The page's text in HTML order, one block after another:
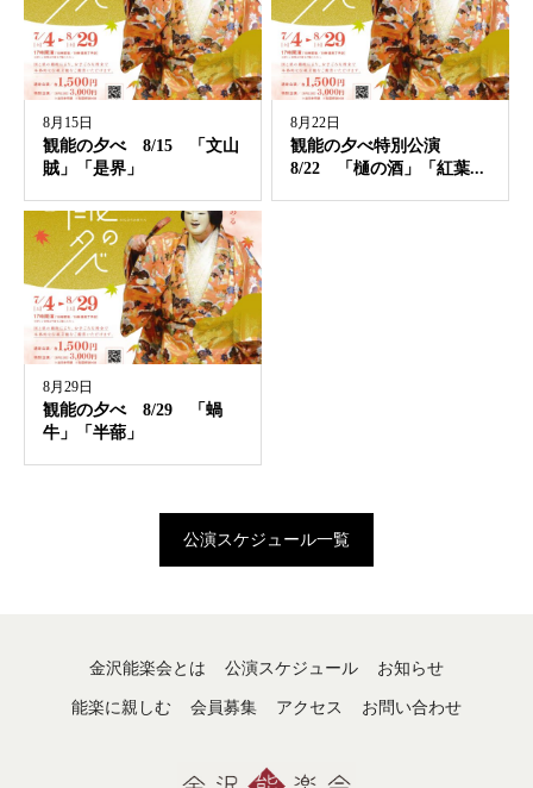
8月15日
観能の夕べ 8/15 「文山
賊」「是界」
8月22日
観能の夕べ特別公演
8/22 「樋の酒」「紅葉...
8月29日
観能の夕べ 8/29 「蝸
牛」「半蔀」
公演スケジュール一覧
金沢能楽会とは 公演スケジュール お知らせ
能楽に親しむ 会員募集 アクセス お問い合わせ